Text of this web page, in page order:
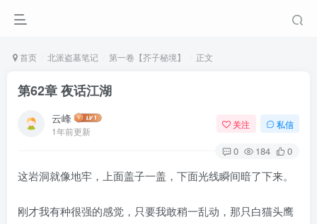
首页 北派盗墓笔记 第一卷【芥子秘境】 正文
第62章 夜话江湖
云峰
1年前更新
关注 私信
0 184 0
这岩洞就像地牢，上面盖子一盖，下面光线瞬间暗了下来。
刚才我有种很强的感觉，只要我敢稍一乱动，那只白猫头鹰